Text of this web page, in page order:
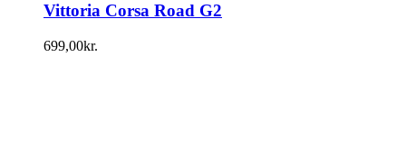
Vittoria Corsa Road G2
699,00kr.